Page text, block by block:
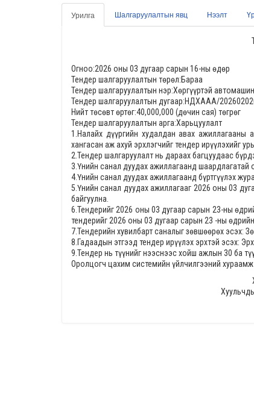
Урилга Шалгаруулалтын явц Нээлт
Огноо:2026 оны 03 дугаар сарын 16-ны өдөр
Тендер шалгаруулалтын төрөл:Бараа
Тендер шалгаруулалтын нэр:Хөргүүртэй
Тендер шалгаруулалтын дугаар:НДХААА/
Нийт төсөвт өртөг:40,000,000 (дөчин сая) төгрөг
Тендер шалгаруулалтын арга:Харьцуулалт
1.Налайх дүүргийн худалдан авах ажиллагааны
хангасан аж ахуй эрхлэгчийг тендер ирүүлэхийг
2.Тендер шалгаруулалт нь дараах багцуудаас
3.Үнийн санал дуудах ажиллагаанд
4.Үнийн санал дуудах ажиллагаанд бүртгүүлэх
5.Үнийн санал дуудах ажиллагааг 2026 оны 03
байгуулна.
6.Тендерийг 2026 оны 03 дугаар сарын 23-ны
тендерийг 2026 оны 03 дугаар сарын 23 -ны
7.Тендерийн хувилбарт саналыг зөвшөөрөх эсэх:
8.Гадаадын этгээд тендер ирүүлэх эрхтэй эсэх:
9.Тендер нь түүнийг нээснээс хойш ажлын 30 ба
Оролцогч цахим системийн үйлчилгээний хураамж